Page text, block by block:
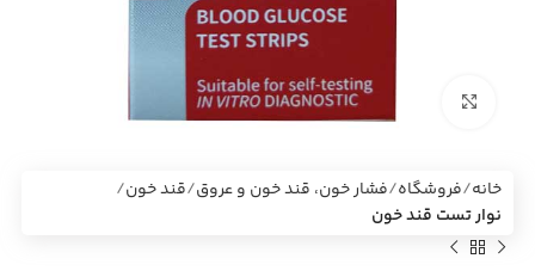
بزرگنمایی تصویر
خانه فروشگاه فشار خون، قند خون و عروق قند خون
نوار تست قند خون